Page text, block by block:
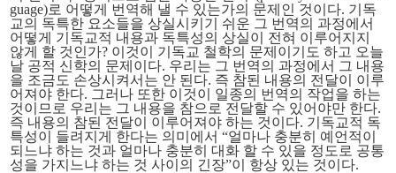
guage)로 어떻게 번역해 낼 수 있는가의 문제인 것이다. 기독
교의 독특한 요소들을 상실시키기 쉬운 그 번역의 과정에서
어떻게 기독교적 내용과 독특성의 상실이 전혀 이루어지지
않게 할 것인가? 이것이 기독교 철학의 문제이기도 하고 오늘
날 공적 신학의 문제이다. 우리는 그 번역의 과정에서 그 내용
을 조금도 손상시켜서는 안 된다. 즉 참된 내용의 전달이 이루
어져야 한다. 그러나 또한 이것이 일종의 번역의 작업을 하는
것이므로 우리는 그 내용을 참으로 전달할 수 있어야만 한다.
즉 내용의 참된 전달이 이루어져야 하는 것이다. 기독교적 독
특성이 들려지게 한다는 의미에서 “얼마나 충분히 예언적이
되느냐 하는 것과 얼마나 충분히 대화 할 수 있을 정도로 공통
성을 가지느냐 하는 것 사이의 긴장”이 항상 있는 것이다.